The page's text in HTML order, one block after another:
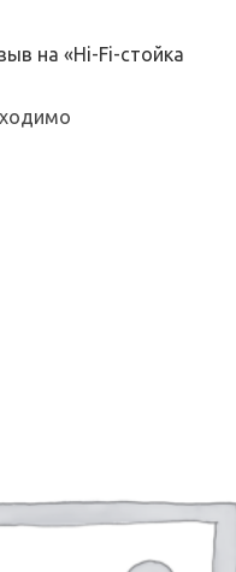
на «Hi-Fi-стойка